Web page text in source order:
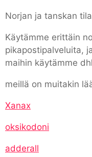
Norjan ja tanskan
Käytämme erittäin
pikapostipalveluita,
maihin käytämme
meillä on muitakin
Xanax
oksikodoni
adderall